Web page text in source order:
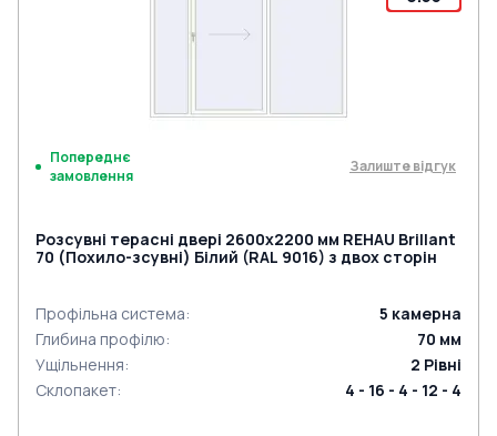
Попереднє
замовлення
Залиште відгук
Розсувні терасні двері 2600x2200 мм REHAU Brillant
70 (Похило-зсувні) Білий (RAL 9016) з двох сторін
Профільна система: 5 камерна
Глибина профілю: 70 мм
Ущільнення: 2 Рівні
Склопакет: 4 - 16 - 4 - 12 - 4